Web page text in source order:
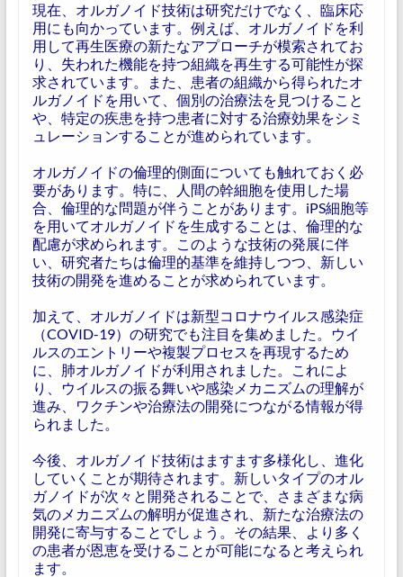
現在、オルガノイド技術は研究だけでなく、臨床応
用にも向かっています。例えば、オルガノイドを利
用して再生医療の新たなアプローチが模索されてお
り、失われた機能を持つ組織を再生する可能性が探
求されています。また、患者の組織から得られたオ
ルガノイドを用いて、個別の治療法を見つけること
や、特定の疾患を持つ患者に対する治療効果をシミ
ュレーションすることが進められています。
オルガノイドの倫理的側面についても触れておく必
要があります。特に、人間の幹細胞を使用した場
合、倫理的な問題が伴うことがあります。iPS細胞等
を用いてオルガノイドを生成することは、倫理的な
配慮が求められます。このような技術の発展に伴
い、研究者たちは倫理的基準を維持しつつ、新しい
技術の開発を進めることが求められています。
加えて、オルガノイドは新型コロナウイルス感染症
（COVID-19）の研究でも注目を集めました。ウイ
ルスのエントリーや複製プロセスを再現するため
に、肺オルガノイドが利用されました。これによ
り、ウイルスの振る舞いや感染メカニズムの理解が
進み、ワクチンや治療法の開発につながる情報が得
られました。
今後、オルガノイド技術はますます多様化し、進化
していくことが期待されます。新しいタイプのオル
ガノイドが次々と開発されることで、さまざまな病
気のメカニズムの解明が促進され、新たな治療法の
開発に寄与することでしょう。その結果、より多く
の患者が恩恵を受けることが可能になると考えられ
ます。